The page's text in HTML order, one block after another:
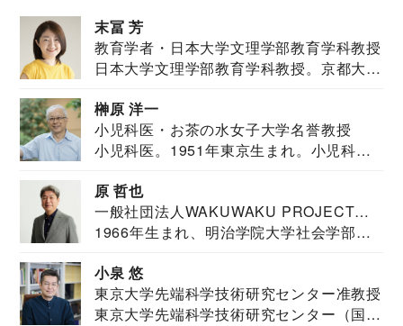
末冨 芳
教育学者・日本大学文理学部教育学科教授
日本大学文理学部教育学科教授。京都大学
榊原 洋一
小児科医・お茶の水女子大学名誉教授
小児科医。1951年東京生まれ。小児科
原 哲也
一般社団法人WAKUWAKU PROJECT
JAPAN代表・言語聴覚士・社会福祉士
1966年生まれ、明治学院大学社会学部福
小泉 悠
東京大学先端科学技術研究センター准教授
東京大学先端科学技術研究センター（国際